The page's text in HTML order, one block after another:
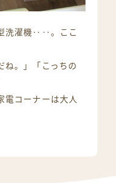
洗濯機‥‥。ここ
ね。」「こっちの
電コーナーは大人